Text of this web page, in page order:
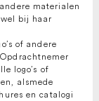
materialen
bij haar
of andere
logo’s of
alsmede
en catalogi